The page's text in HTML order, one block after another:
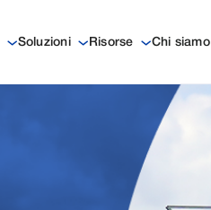
Soluzioni Risorse Chi siamo